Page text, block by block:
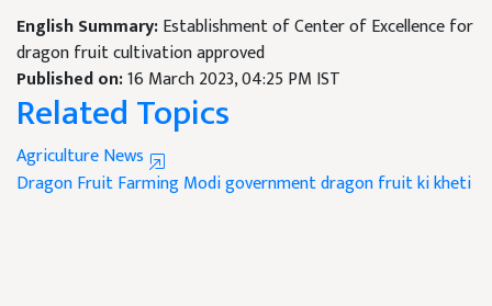
English Summary:Establishment of Center of Excellence for
dragon fruit cultivation approved
Published on:16 March 2023, 04:25 PM IST
Related Topics
Agriculture News
Dragon Fruit FarmingModi governmentdragon fruit ki kheti